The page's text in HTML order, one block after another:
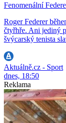
Fenomenální
Roger Federer
čtyřhře. Ani jediný
švýcarský tenista
Aktuálně.cz - Sport
dnes, 18:50
Reklama